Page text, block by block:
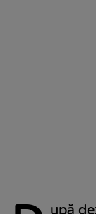
upă